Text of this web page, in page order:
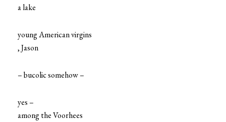
a lake
young American virgins
, Jason
– bucolic somehow –
yes –
among the Voorhees